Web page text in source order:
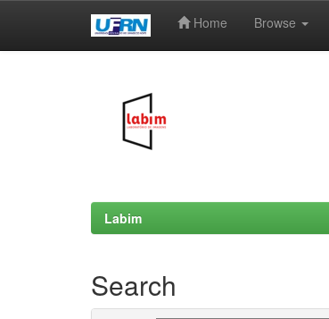
Home Browse
Labim
Search